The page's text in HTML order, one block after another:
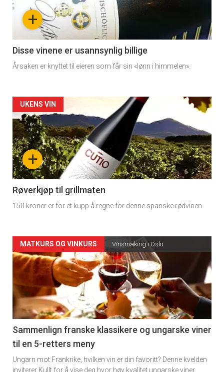
nå
3
+
Disse vinene er usannsynlig billige
Årsaken er knyttet til eieren som får sin «lønn i himmelen».
Forsiden
akkurat
nå
-
4
+
UKENS VIN
Røverkjøp til grillmaten
150 kroner er for et kupp å regne for denne spanske rødvinen.
Forsiden
akkurat
nå
-
5
MATKURS OG VINKURS Vinsmaking i Oslo
Sammenlign franske klassikere og ungarske viner
til en 5-retters meny
Ungarn mot Frankrike, hvilken vin er din favoritt? Denne kvelden
inviterer Kullt for å vise deg hvor høy kvalitet ungarske viner